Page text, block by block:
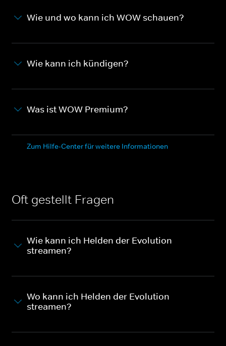
Wie und wo kann ich WOW schauen?
Wie kann ich kündigen?
Was ist WOW Premium?
Zum Hilfe-Center für weitere Informationen
Oft gestellt Fragen
Wie kann ich Helden der Evolution
streamen?
Wo kann ich Helden der Evolution
streamen?